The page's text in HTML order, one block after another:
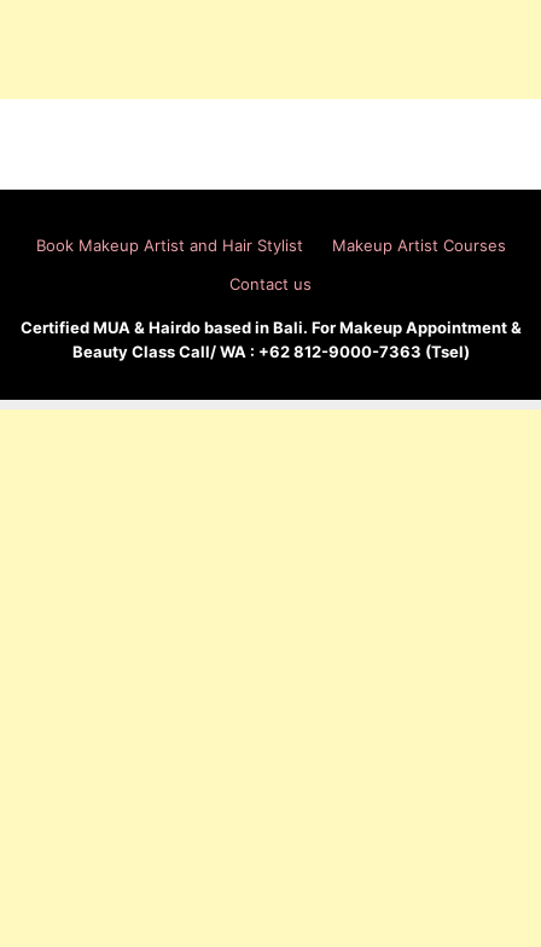
Book Makeup Artist and Hair Stylist
Makeup Artist Courses
Contact us
Certified MUA & Hairdo based in Bali. For Makeup Appointment &
Beauty Class Call/ WA : +62 812-9000-7363 (Tsel)